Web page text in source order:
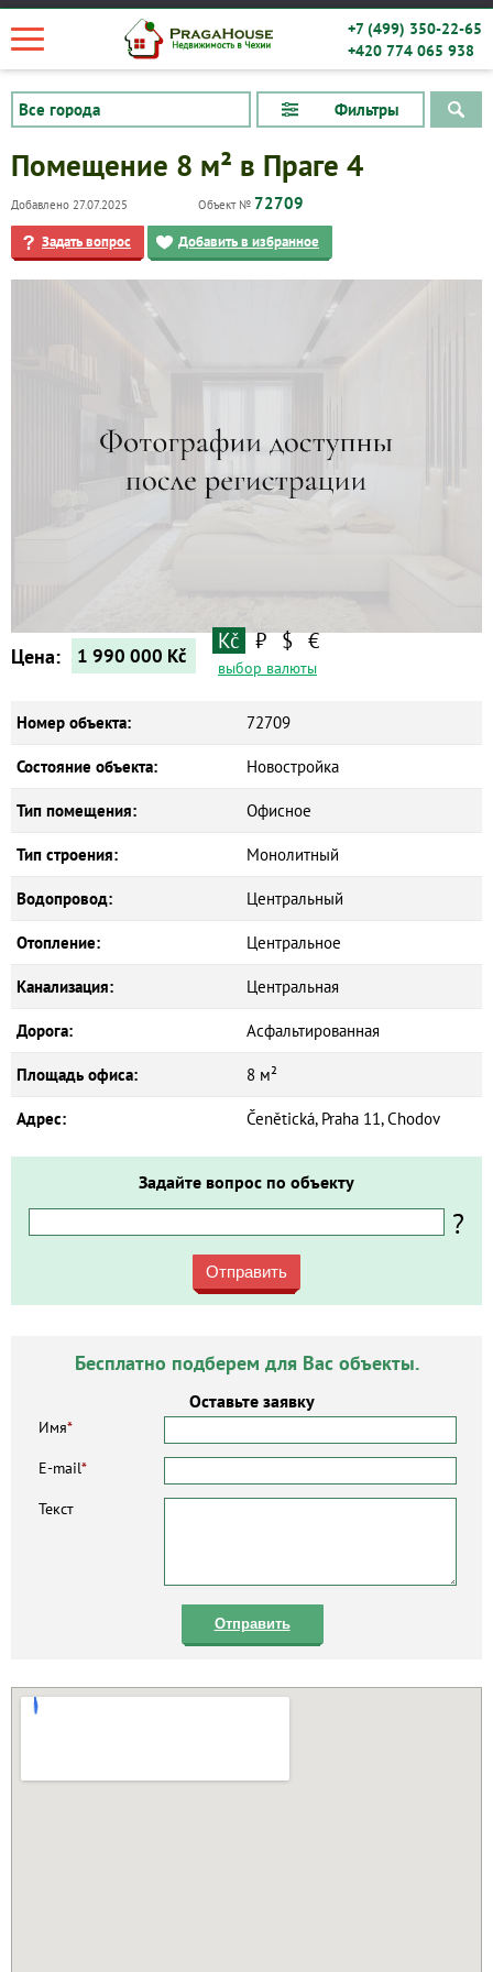
+7 (499) 350-22-65
+420 774 065 938
Фильтры
Помещение 8 м² в Праге 4
Добавлено 27.07.2025 Объект № 72709
Задать вопрос Добавить в избранное
Цена: 1 990 000 Kč
Kč ₽ $ €
выбор валюты
Номер объекта: 72709
Состояние объекта: Новостройка
Тип помещения: Офисное
Тип строения: Монолитный
Водопровод: Центральный
Отопление: Центральное
Канализация: Центральная
Дорога: Асфальтированная
Площадь офиса: 8 м²
Адрес: Čenětická, Praha 11, Chodov
Задайте вопрос по объекту
?
Отправить
Бесплатно подберем для Вас объекты.
Оставьте заявку
Имя*
E-mail*
Текст
Отправить